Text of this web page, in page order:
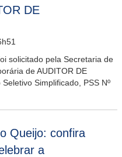
DE
solicitado pela Secretaria de
de AUDITOR DE
Simplificado, PSS Nº
Queijo: confira
a